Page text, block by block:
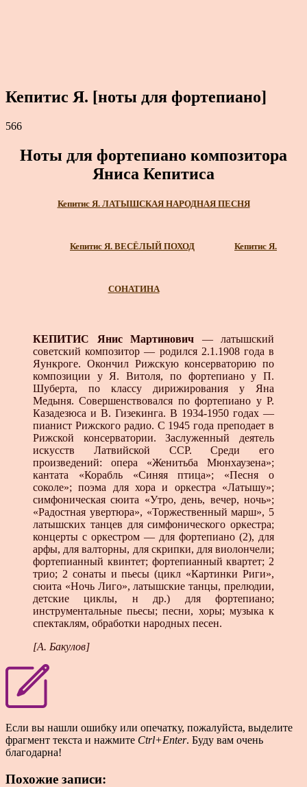
Кепитис Я. [ноты для фортепиано]
566
Ноты для фортепиано композитора
Яниса Кепитиса
Кепитис Я. ЛАТЫШСКАЯ НАРОДНАЯ ПЕСНЯ
Кепитис Я. ВЕСЁЛЫЙ ПОХОД Кепитис Я.
СОНАТИНА
КЕПИТИС Янис Мартинович — латышский
советский композитор — родился 2.1.1908 года в
Яункроге. Окончил Рижскую консерваторию по
композиции у Я. Витоля, по фортепиано у П.
Шуберта, по классу дирижирования у Яна
Медыня. Совершенствовался по фортепиано у Р.
Казадезюса и В. Гизекинга. В 1934-1950 годах —
пианист Рижского радио. С 1945 года преподает в
Рижской консерватории. Заслуженный деятель
искусств Латвийской ССР. Среди его
произведений: опера «Женитьба Мюнхаузена»;
кантата «Корабль «Синяя птица»; «Песня о
соколе»; поэма для хора и оркестра «Латышу»;
симфоническая сюита «Утро, день, вечер, ночь»;
«Радостная увертюра», «Торжественный марш», 5
латышских танцев для симфонического оркестра;
концерты с оркестром — для фортепиано (2), для
арфы, для валторны, для скрипки, для виолончели;
фортепианный квинтет; фортепианный квартет; 2
трио; 2 сонаты и пьесы (цикл «Картинки Риги»,
сюита «Ночь Лиго», латышские танцы, прелюдии,
детские циклы, н др.) для фортепиано;
инструментальные пьесы; песни, хоры; музыка к
спектаклям, обработки народных песен.
[А. Бакулов]
Если вы нашли ошибку или опечатку, пожалуйста, выделите
фрагмент текста и нажмите Ctrl+Enter. Буду вам очень
благодарна!
Похожие записи: